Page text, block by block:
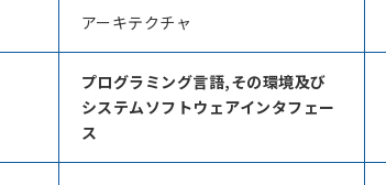
アーキテクチャ
プログラミング言語,その環境及び
システムソフトウェアインタフェー
ス